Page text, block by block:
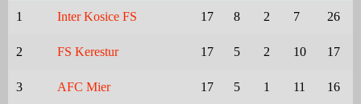
1 Inter Kosice FS 17 8 2 7 26
2 FS Kerestur 17 5 2 10 17
3 AFC Mier 17 5 1 11 16